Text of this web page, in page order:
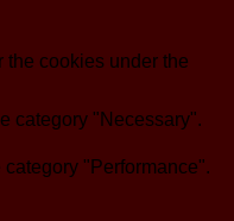
cookies under the
category "Necessary".
"Performance".